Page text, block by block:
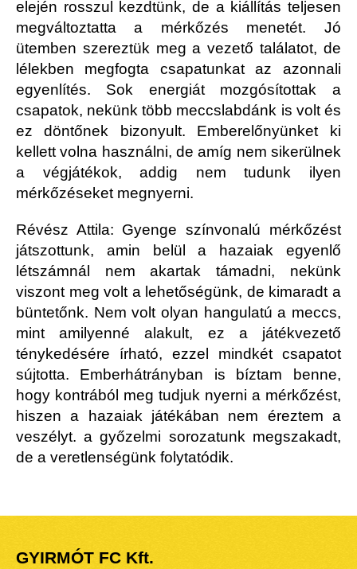
elején rosszul kezdtünk, de a kiállítás teljesen
megváltoztatta a mérkőzés menetét. Jó
ütemben szereztük meg a vezető találatot, de
lélekben megfogta csapatunkat az azonnali
egyenlítés. Sok energiát mozgósítottak a
csapatok, nekünk több meccslabdánk is volt és
ez döntőnek bizonyult. Emberelőnyünket ki
kellett volna használni, de amíg nem sikerülnek
a végjátékok, addig nem tudunk ilyen
mérkőzéseket megnyerni.
Révész Attila: Gyenge színvonalú mérkőzést
játszottunk, amin belül a hazaiak egyenlő
létszámnál nem akartak támadni, nekünk
viszont meg volt a lehetőségünk, de kimaradt a
büntetőnk. Nem volt olyan hangulatú a meccs,
mint amilyenné alakult, ez a játékvezető
ténykedésére írható, ezzel mindkét csapatot
sújtotta. Emberhátrányban is bíztam benne,
hogy kontrából meg tudjuk nyerni a mérkőzést,
hiszen a hazaiak játékában nem éreztem a
veszélyt. a győzelmi sorozatunk megszakadt,
de a veretlenségünk folytatódik.
GYIRMÓT FC Kft.